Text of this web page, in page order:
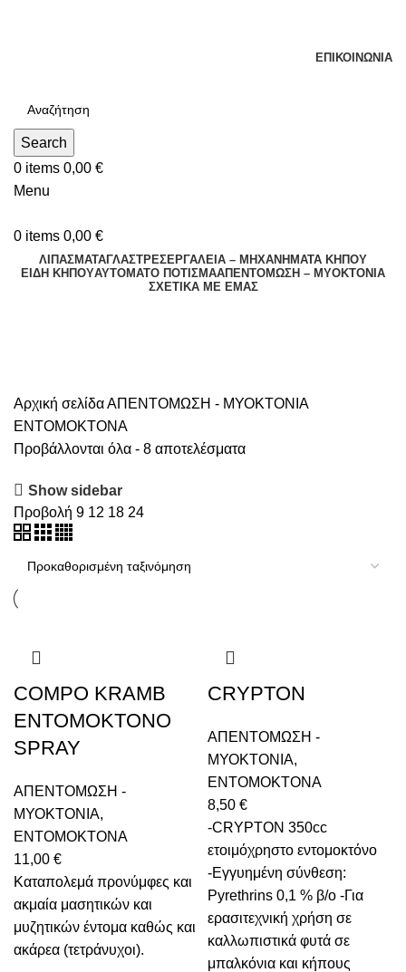
ΕΠΙΚΟΙΝΩΝΊΑ
Search
0 items 0,00 €
Menu
0 items 0,00 €
ΛΙΠΑΣΜΑΤΑΓΛΑΣΤΡΕΣΕΡΓΑΛΕΙΑ – ΜΗΧΑΝΗΜΑΤΑ ΚΗΠΟΥ
ΕΊΔΗ ΚΉΠΟΥΑΥΤΌΜΑΤΟ ΠΌΤΙΣΜΑΑΠΕΝΤΟΜΩΣΗ – ΜΥΟΚΤΟΝΙΑ
ΣΧΕΤΙΚΆ ΜΕ ΕΜΆΣ
Αρχική σελίδαΑΠΕΝΤΟΜΩΣΗ - ΜΥΟΚΤΟΝΙΑ
ENTOMOKTONΑ
Προβάλλονται όλα - 8 αποτελέσματα
Show sidebar
Προβολή 9 12 18 24
COMPO KRAMB
ΕΝΤΟΜΟΚΤΟΝΟ
SPRAY
ΑΠΕΝΤΟΜΩΣΗ -
ΜΥΟΚΤΟΝΙΑ,
ENTOMOKTONΑ
11,00 €
Καταπολεμά προνύμφες και
ακμαία μασητικών και
μυζητικών έντομα καθώς και
ακάρεα (τετράνυχοι).
CRYPTON
ΑΠΕΝΤΟΜΩΣΗ -
ΜΥΟΚΤΟΝΙΑ,
ENTOMOKTONΑ
8,50 €
-CRYPTON 350cc
ετοιμόχρηστο εντομοκτόνο
-Εγγυημένη σύνθεση:
Pyrethrins 0,1 % β/ο -Για
ερασιτεχνική χρήση σε
καλλωπιστικά φυτά σε
μπαλκόνια και κήπους